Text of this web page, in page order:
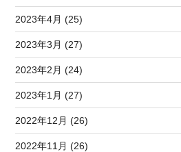
2023年4月 (25)
2023年3月 (27)
2023年2月 (24)
2023年1月 (27)
2022年12月 (26)
2022年11月 (26)